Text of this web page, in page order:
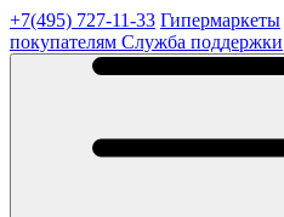
+7(495) 727-11-33 Гипермаркеты
покупателям Служба поддержки